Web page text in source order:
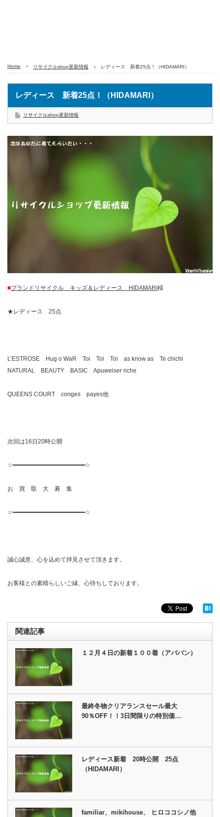
Home リサイクルshop更新情報 レディース 新着25点！（HIDAMARI）
レディース 新着25点！（HIDAMARI）
リサイクルshop更新情報
■ブランドリサイクル キッズ＆レディース HIDAMARI様
★レディース 25点
L’ESTROSE Hug o WaR Toi Toi Toi as know as Te chichi
NATURAL BEAUTY BASIC Apuweiser riche
QUEENS COURT conges payes他
次回は16日20時公開
☆━━━━━━━━━━━━━━━━━━━━━☆
お 買 取 大 募 集
☆━━━━━━━━━━━━━━━━━━━━━☆
誠心誠意、心を込めて拝見させて頂きます。
お客様との素晴らしいご縁、心待ちしております。
関連記事
１２月４日の新着１００着（アババン）
最終冬物クリアランスセール最大
90％OFF！！3日間限りの特別価…
レディース新着 20時公開 25点
（HIDAMARI）
familiar、mikihouse、 ヒロココシノ他